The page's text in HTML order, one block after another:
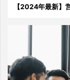
【2024年最新】